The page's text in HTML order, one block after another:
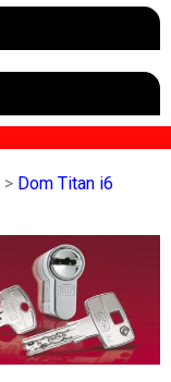
> Dom Titan i6